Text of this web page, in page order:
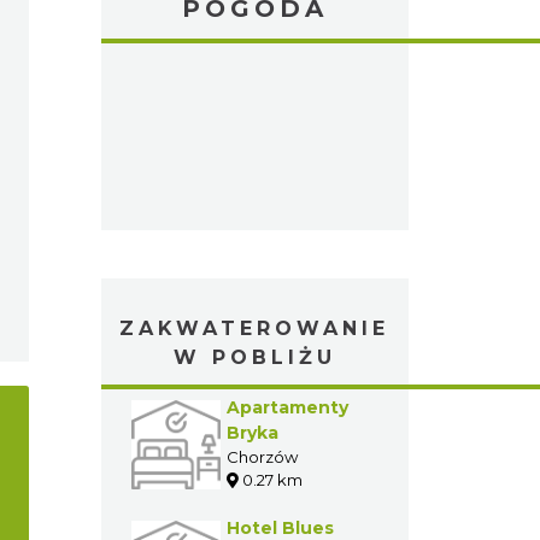
POGODA
ZAKWATEROWANIE
W POBLIŻU
Apartamenty
Bryka
Chorzów
0.27 km
Hotel Blues